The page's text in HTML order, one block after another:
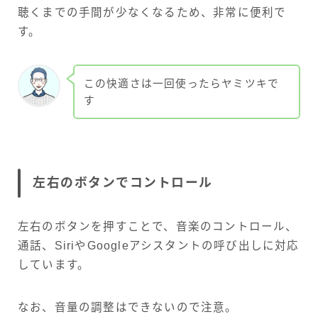
聴くまでの手間が少なくなるため、非常に便利で
す。
この快適さは一回使ったらヤミツキで
す
左右のボタンでコントロール
左右のボタンを押すことで、音楽のコントロール、
通話、SiriやGoogleアシスタントの呼び出しに対応
しています。
なお、音量の調整はできないので注意。